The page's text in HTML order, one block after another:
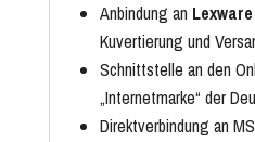
Anbindung an
Kuvertierung und
Schnittstelle an den
„Internetmarke“ der
Direktverbindung an